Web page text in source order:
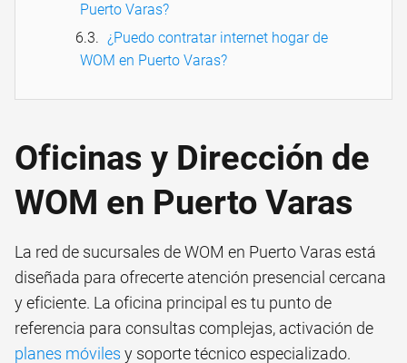
Puerto Varas?
¿Puedo contratar internet hogar de
WOM en Puerto Varas?
Oficinas y Dirección de
WOM en Puerto Varas
La red de sucursales de WOM en Puerto Varas está
diseñada para ofrecerte atención presencial cercana
y eficiente. La oficina principal es tu punto de
referencia para consultas complejas, activación de
planes móviles y soporte técnico especializado.